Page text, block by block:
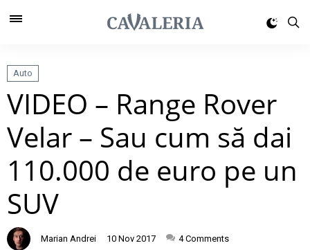
Auto
VIDEO – Range Rover
Velar – Sau cum să dai
110.000 de euro pe un
SUV
Marian Andrei 10 Nov 2017 4Comments